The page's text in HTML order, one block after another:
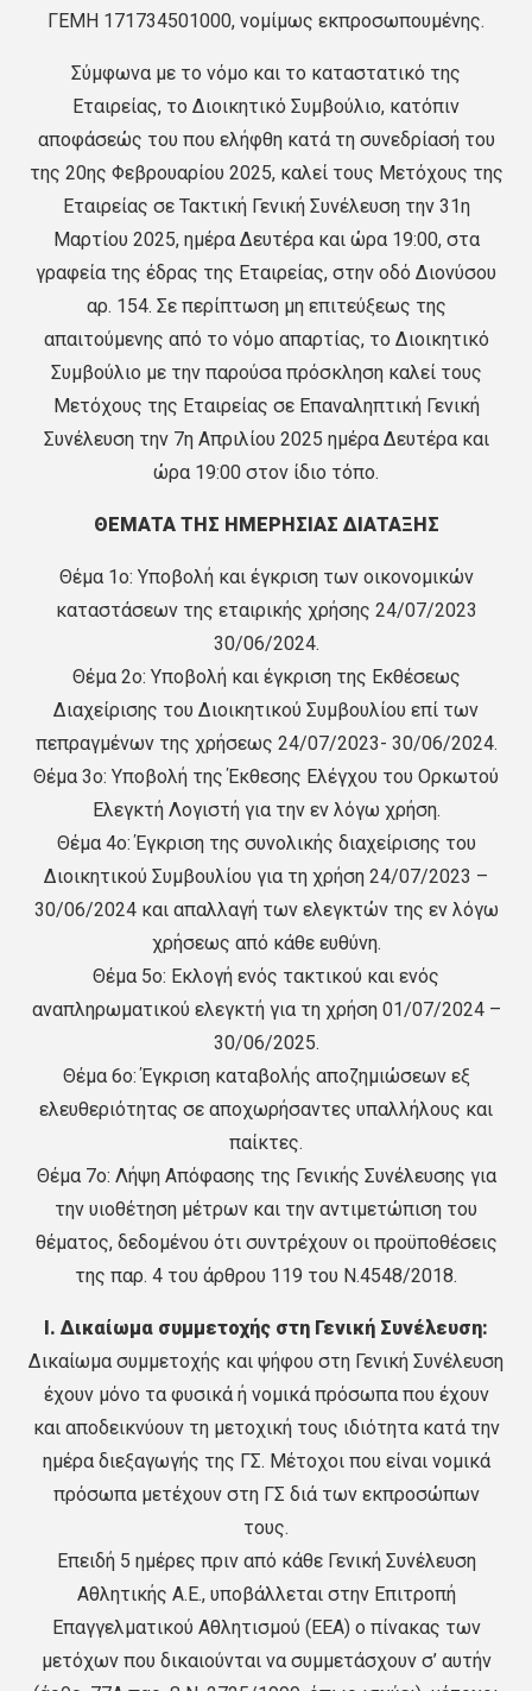
ΓΕΜΗ 171734501000, νομίμως εκπροσωπουμένης.
Σύμφωνα με το νόμο και το καταστατικό της
Εταιρείας, το Διοικητικό Συμβούλιο, κατόπιν
αποφάσεώς του που ελήφθη κατά τη συνεδρίασή του
της 20ης Φεβρουαρίου 2025, καλεί τους Μετόχους της
Εταιρείας σε Τακτική Γενική Συνέλευση την 31η
Μαρτίου 2025, ημέρα Δευτέρα και ώρα 19:00, στα
γραφεία της έδρας της Εταιρείας, στην οδό Διονύσου
αρ. 154. Σε περίπτωση μη επιτεύξεως της
απαιτούμενης από το νόμο απαρτίας, το Διοικητικό
Συμβούλιο με την παρούσα πρόσκληση καλεί τους
Μετόχους της Εταιρείας σε Επαναληπτική Γενική
Συνέλευση την 7η Απριλίου 2025 ημέρα Δευτέρα και
ώρα 19:00 στον ίδιο τόπο.
ΘΕΜΑΤΑ ΤΗΣ ΗΜΕΡΗΣΙΑΣ ΔΙΑΤΑΞΗΣ
Θέμα 1ο: Υποβολή και έγκριση των οικονομικών
καταστάσεων της εταιρικής χρήσης 24/07/2023
30/06/2024.
Θέμα 2ο: Υποβολή και έγκριση της Εκθέσεως
Διαχείρισης του Διοικητικού Συμβουλίου επί των
πεπραγμένων της χρήσεως 24/07/2023- 30/06/2024.
Θέμα 3ο: Υποβολή της Έκθεσης Ελέγχου του Ορκωτού
Ελεγκτή Λογιστή για την εν λόγω χρήση.
Θέμα 4ο: Έγκριση της συνολικής διαχείρισης του
Διοικητικού Συμβουλίου για τη χρήση 24/07/2023 –
30/06/2024 και απαλλαγή των ελεγκτών της εν λόγω
χρήσεως από κάθε ευθύνη.
Θέμα 5ο: Εκλογή ενός τακτικού και ενός
αναπληρωματικού ελεγκτή για τη χρήση 01/07/2024 –
30/06/2025.
Θέμα 6ο: Έγκριση καταβολής αποζημιώσεων εξ
ελευθεριότητας σε αποχωρήσαντες υπαλλήλους και
παίκτες.
Θέμα 7ο: Λήψη Απόφασης της Γενικής Συνέλευσης για
την υιοθέτηση μέτρων και την αντιμετώπιση του
θέματος, δεδομένου ότι συντρέχουν οι προϋποθέσεις
της παρ. 4 του άρθρου 119 του Ν.4548/2018.
Ι. Δικαίωμα συμμετοχής στη Γενική Συνέλευση:
Δικαίωμα συμμετοχής και ψήφου στη Γενική Συνέλευση
έχουν μόνο τα φυσικά ή νομικά πρόσωπα που έχουν
και αποδεικνύουν τη μετοχική τους ιδιότητα κατά την
ημέρα διεξαγωγής της ΓΣ. Μέτοχοι που είναι νομικά
πρόσωπα μετέχουν στη ΓΣ διά των εκπροσώπων
τους.
Επειδή 5 ημέρες πριν από κάθε Γενική Συνέλευση
Αθλητικής Α.Ε., υποβάλλεται στην Επιτροπή
Επαγγελματικού Αθλητισμού (ΕΕΑ) ο πίνακας των
μετόχων που δικαιούνται να συμμετάσχουν σ’ αυτήν